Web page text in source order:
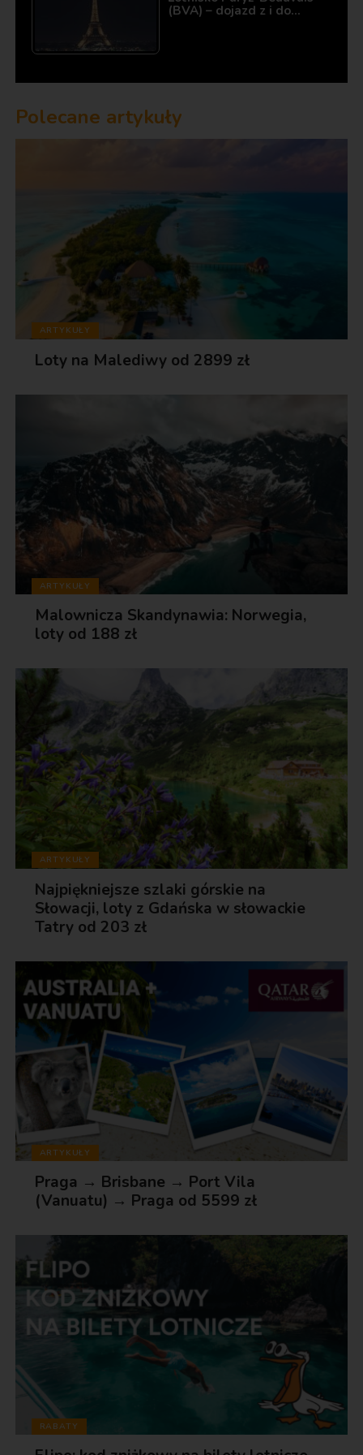
(BVA) – dojazd z i do…
Polecane artykuły
ARTYKUŁY
Loty na Malediwy od 2899 zł
ARTYKUŁY
Malownicza Skandynawia: Norwegia,
loty od 188 zł
ARTYKUŁY
Najpiękniejsze szlaki górskie na
Słowacji, loty z Gdańska w słowackie
Tatry od 203 zł
ARTYKUŁY
Praga → Brisbane → Port Vila
(Vanuatu) → Praga od 5599 zł
RABATY